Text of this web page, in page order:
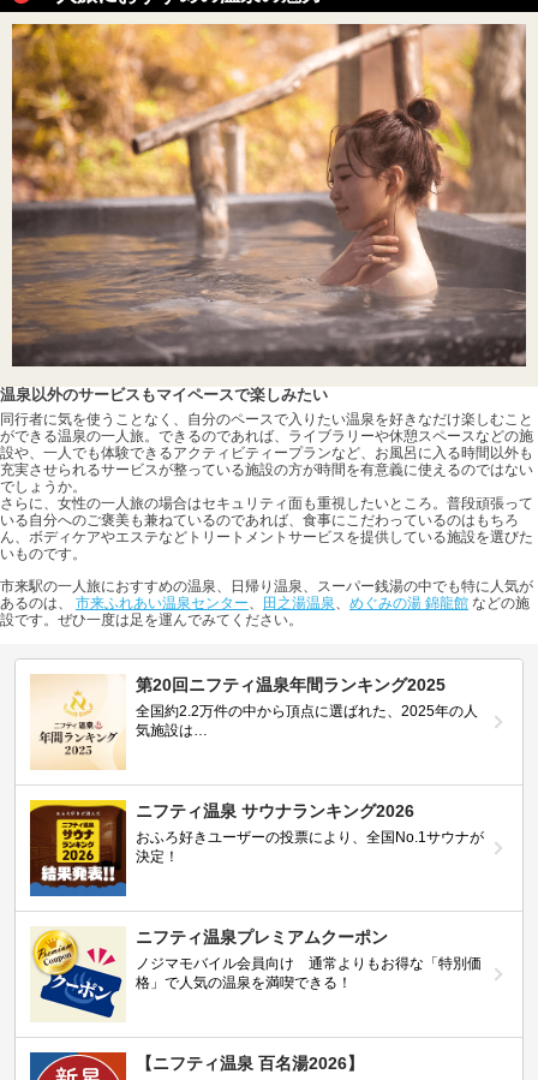
温泉以外のサービスもマイペースで楽しみたい
同行者に気を使うことなく、自分のペースで入りたい温泉を好きなだけ楽しむこと
ができる温泉の一人旅。できるのであれば、ライブラリーや休憩スペースなどの施
設や、一人でも体験できるアクティビティープランなど、お風呂に入る時間以外も
充実させられるサービスが整っている施設の方が時間を有意義に使えるのではない
でしょうか。
さらに、女性の一人旅の場合はセキュリティ面も重視したいところ。普段頑張って
いる自分へのご褒美も兼ねているのであれば、食事にこだわっているのはもちろ
ん、ボディケアやエステなどトリートメントサービスを提供している施設を選びた
いものです。
市来駅の一人旅におすすめの温泉、日帰り温泉、スーパー銭湯の中でも特に人気が
あるのは、 市来ふれあい温泉センター、 田之湯温泉、 めぐみの湯 錦龍館 などの施
設です。ぜひ一度は足を運んでみてください。
第20回ニフティ温泉年間ランキング2025
全国約2.2万件の中から頂点に選ばれた、2025年の人
気施設は…
ニフティ温泉 サウナランキング2026
おふろ好きユーザーの投票により、全国No.1サウナが
決定！
ニフティ温泉プレミアムクーポン
ノジマモバイル会員向け 通常よりもお得な「特別価
格」で人気の温泉を満喫できる！
【ニフティ温泉 百名湯2026】